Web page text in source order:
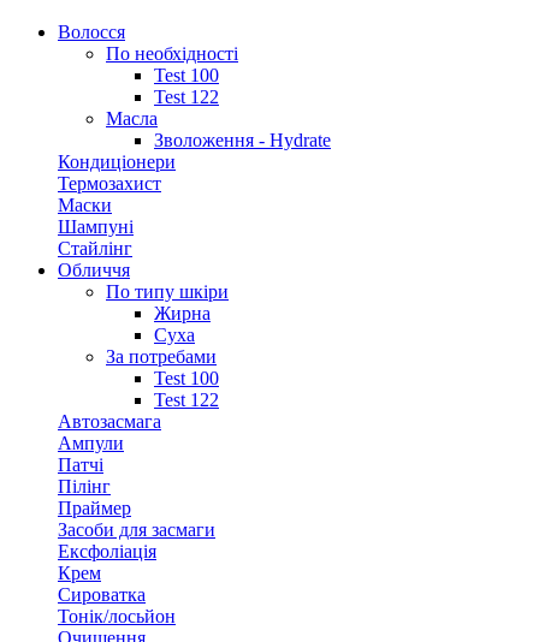
Волосся
По необхідності
Test 100
Test 122
Масла
Зволоження - Hydrate
Кондиціонери
Термозахист
Маски
Шампуні
Стайлінг
Обличчя
По типу шкіри
Жирна
Суха
За потребами
Test 100
Test 122
Автозасмага
Ампули
Патчі
Пілінг
Праймер
Засоби для засмаги
Ексфоліація
Крем
Сироватка
Тонік/лосьйон
Очищення